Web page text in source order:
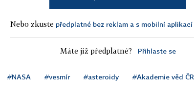
Nebo zkuste předplatné bez reklam a s mobilní aplikací
Máte již předplatné? Přihlaste se
#NASA #vesmír #asteroidy #Akademie věd ČR